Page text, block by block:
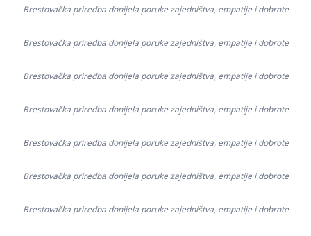
Brestovačka priredba donijela poruke zajedništva, empatije i dobrote
Brestovačka priredba donijela poruke zajedništva, empatije i dobrote
Brestovačka priredba donijela poruke zajedništva, empatije i dobrote
Brestovačka priredba donijela poruke zajedništva, empatije i dobrote
Brestovačka priredba donijela poruke zajedništva, empatije i dobrote
Brestovačka priredba donijela poruke zajedništva, empatije i dobrote
Brestovačka priredba donijela poruke zajedništva, empatije i dobrote